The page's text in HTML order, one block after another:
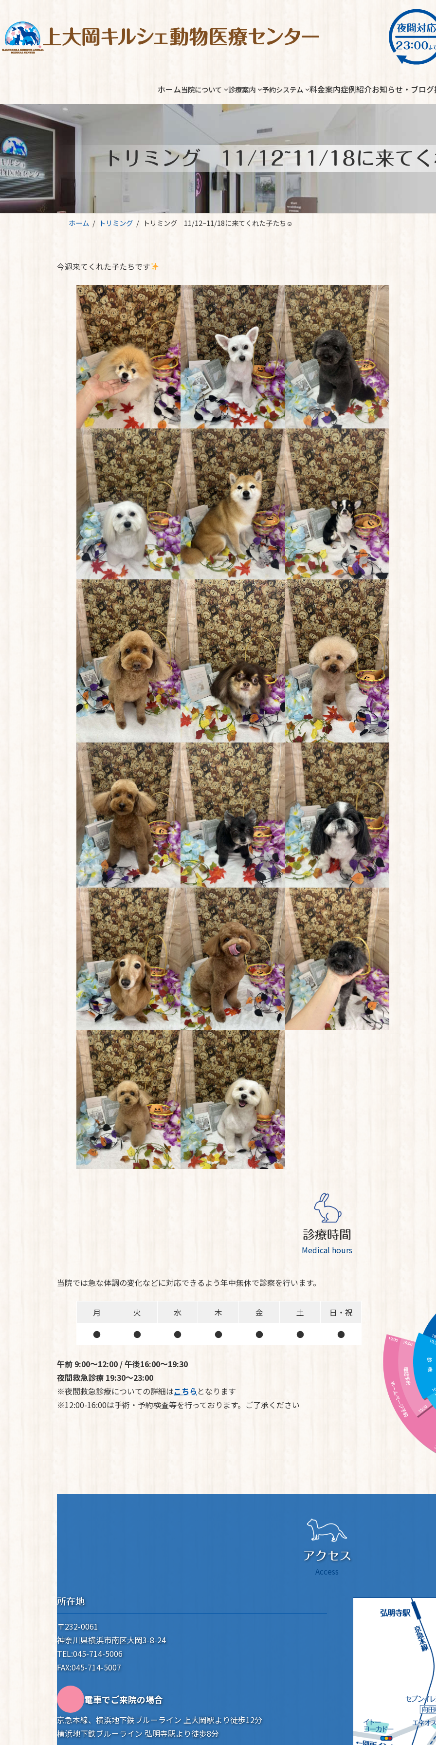
テ
ン
キ
ッ
ゲ
ー
に
移
ホーム当院について 診療案内 予約システム 料金案内症例紹介お知らせ・ブログ
トリミング 11/12~11/18に来てく
ホーム トリミング トリミング 11/12~11/18に来てくれた子たち☺
今週来てくれた子たちです
診療時間
Medical hours
当院では急な体調の変化などに対応できるよう年中無休で診察を行います。
月 火 水 木 金 土
日・祝
●
● ● ● ● ● ●
午前 9:00～12:00 / 午後16:00～19:30
夜間救急診療 19:30～23:00
※夜間救急診療についての詳細はこちら となります
※12:00-16:00は手術・予約検査等を行っております。ご了承ください
アクセス
Access
所在地
〒232-0061
神奈川県横浜市南区大岡3-8-24
TEL:045-714-5006
FAX:045-714-5007
電車でご来院の場合
京急本線、横浜地下鉄ブルーライン 上大岡駅より徒歩12分
横浜地下鉄ブルーライン 弘明寺駅より徒歩8分